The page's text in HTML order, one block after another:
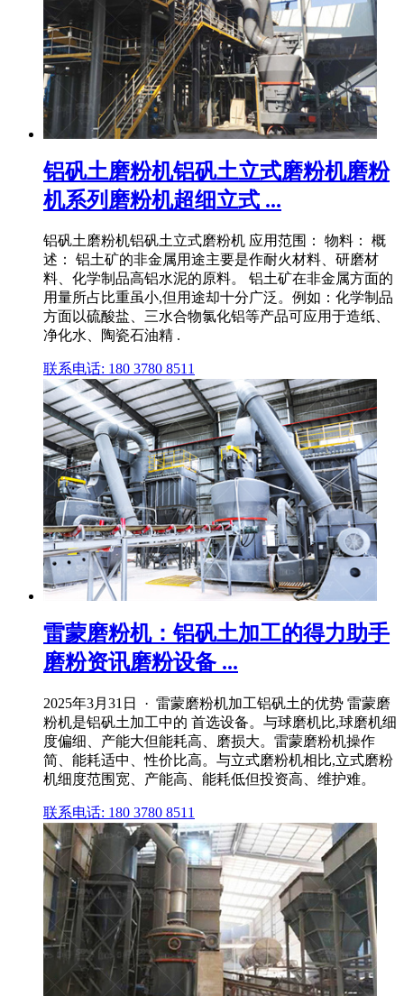
铝矾土磨粉机铝矾土立式磨粉机磨粉
机系列磨粉机超细立式 ...
铝矾土磨粉机铝矾土立式磨粉机 应用范围： 物料： 概
述： 铝土矿的非金属用途主要是作耐火材料、研磨材
料、化学制品高铝水泥的原料。 铝土矿在非金属方面的
用量所占比重虽小,但用途却十分广泛。例如：化学制品
方面以硫酸盐、三水合物氯化铝等产品可应用于造纸、
净化水、陶瓷石油精 .
联系电话: 180 3780 8511
雷蒙磨粉机：铝矾土加工的得力助手
磨粉资讯磨粉设备 ...
2025年3月31日 · 雷蒙磨粉机加工铝矾土的优势 雷蒙磨
粉机是铝矾土加工中的 首选设备。与球磨机比,球磨机细
度偏细、产能大但能耗高、磨损大。雷蒙磨粉机操作
简、能耗适中、性价比高。与立式磨粉机相比,立式磨粉
机细度范围宽、产能高、能耗低但投资高、维护难。
联系电话: 180 3780 8511